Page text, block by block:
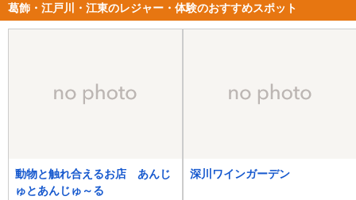
葛飾・江戸川・江東のレジャー・体験のおすすめスポット
動物と触れ合えるお店 あんじ
ゅとあんじゅ～る
深川ワインガーデン